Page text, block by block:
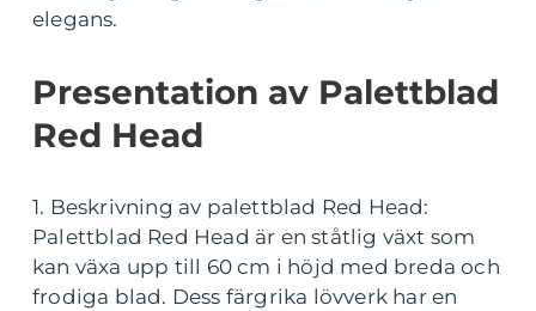
elegans.
Presentation av Palettblad
Red Head
1. Beskrivning av palettblad Red Head:
Palettblad Red Head är en ståtlig växt som
kan växa upp till 60 cm i höjd med breda och
frodiga blad. Dess färgrika lövverk har en